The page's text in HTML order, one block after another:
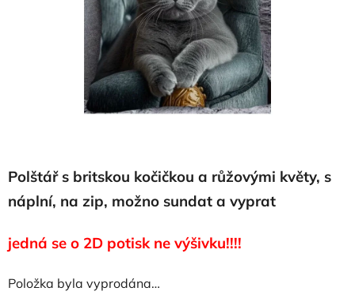
Polštář s britskou kočičkou a růžovými květy, s
náplní, na zip, možno sundat a vyprat
jedná se o 2D potisk ne výšivku!!!!
Položka byla vyprodána…